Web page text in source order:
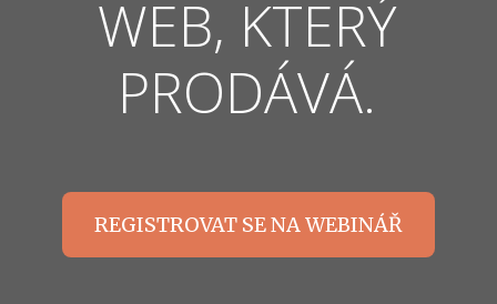
WEB, KTERÝ
PRODÁVÁ.
REGISTROVAT SE NA WEBINÁŘ